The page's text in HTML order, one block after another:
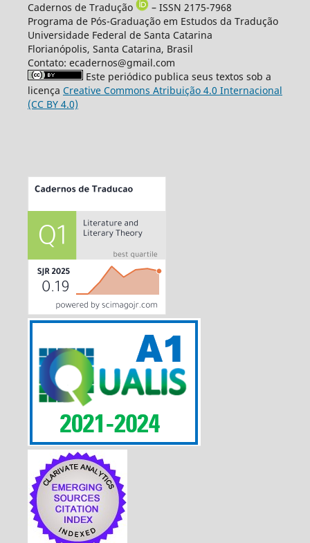
Cadernos de Tradução
– ISSN 2175-7968
Programa de Pós-Graduação em Estudos da Tradução
Universidade Federal de Santa Catarina
Florianópolis, Santa Catarina, Brasil
Contato: ecadernos@gmail.com
Este periódico publica seus textos sob a
licença Creative Commons Atribuição 4.0 Internacional
(CC BY 4.0)